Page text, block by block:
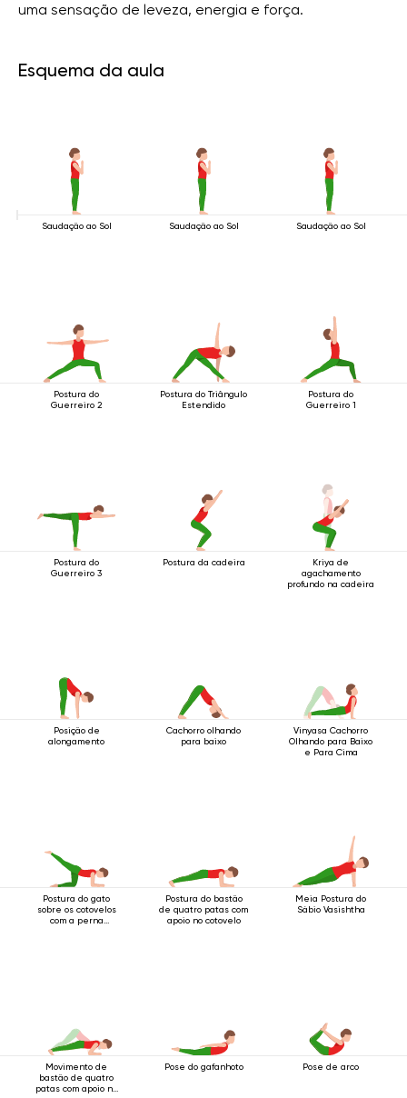
uma sensação de leveza, energia e força.
Esquema da aula
Saudação ao Sol Saudação ao Sol Saudação ao Sol
Postura do
Guerreiro 2
Postura do Triângulo
Estendido
Postura do
Guerreiro 1
Postura do
Guerreiro 3
Postura da cadeira
Kriya de
agachamento
profundo na cadeira
Posição de
alongamento
Cachorro olhando
para baixo
Vinyasa Cachorro
Olhando para Baixo
e Para Cima
Postura do gato
sobre os cotovelos
com a perna
Postura do bastão
de quatro patas com
apoio no cotovelo
Meia Postura do
Sábio Vasishtha
Movimento de
bastão de quatro
patas com apoio no
Pose do gafanhoto Pose de arco